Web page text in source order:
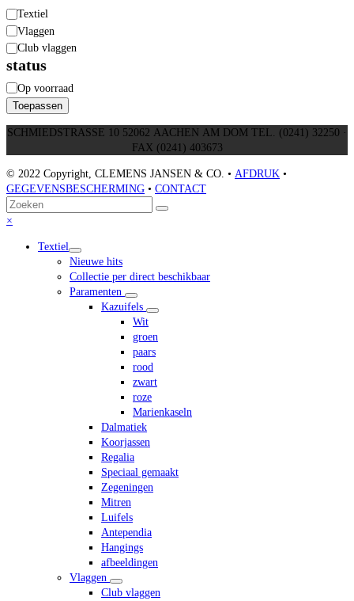
Categorie
Textiel
Vlaggen
Club vlaggen
status
Beschikbaarheid
Op voorraad
Toepassen
SCHMIEDSTRASSE 10 52062 AACHEN AM DOM TEL. (0241) 32250 ·
FAX (0241) 403673
© 2022 Copyright, CLEMENS JANSEN & CO. • AFDRUK •
GEGEVENSBESCHERMING • CONTACT
Terug
naar
Zoeken
Verzenden
×
menu
Textiel
Nieuwe hits
Collectie per direct beschikbaar
Paramenten
Kazuifels
Wit
groen
paars
rood
zwart
roze
Marienkaseln
Dalmatiek
Koorjassen
Regalia
Speciaal gemaakt
Zegeningen
Mitren
Luifels
Antependia
Hangings
afbeeldingen
Vlaggen
Club vlaggen